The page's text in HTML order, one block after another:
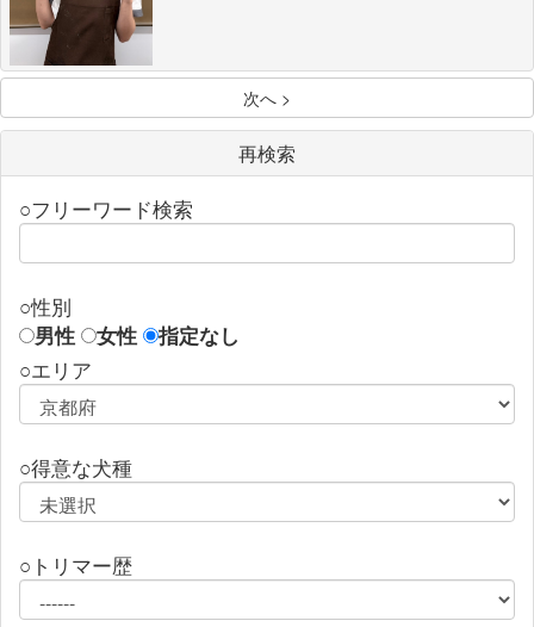
次へ >
再検索
○フリーワード検索
○性別
男性 女性 指定なし
○エリア
○得意な犬種
○トリマー歴